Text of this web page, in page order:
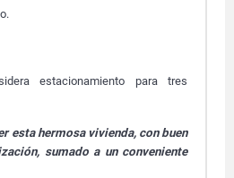
estacionamiento para tres
esta hermosa vivienda, con buen
sumado a un conveniente